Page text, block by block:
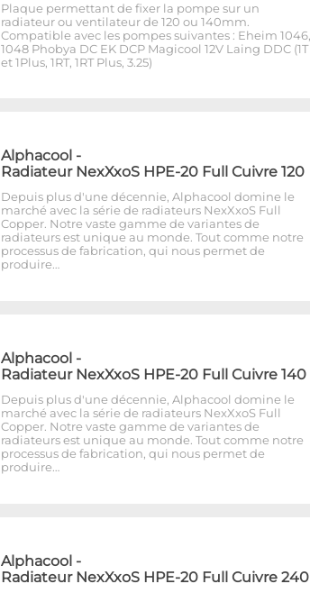
Plaque permettant de fixer la pompe sur un
radiateur ou ventilateur de 120 ou 140mm.
Compatible avec les pompes suivantes : Eheim 1046,
1048 Phobya DC EK DCP Magicool 12V Laing DDC (1T
et 1Plus, 1RT, 1RT Plus, 3.25)
Alphacool -
Radiateur NexXxoS HPE-20 Full Cuivre 120
Depuis plus d'une décennie, Alphacool domine le
marché avec la série de radiateurs NexXxoS Full
Copper. Notre vaste gamme de variantes de
radiateurs est unique au monde. Tout comme notre
processus de fabrication, qui nous permet de
produire…
Alphacool -
Radiateur NexXxoS HPE-20 Full Cuivre 140
Depuis plus d'une décennie, Alphacool domine le
marché avec la série de radiateurs NexXxoS Full
Copper. Notre vaste gamme de variantes de
radiateurs est unique au monde. Tout comme notre
processus de fabrication, qui nous permet de
produire…
Alphacool -
Radiateur NexXxoS HPE-20 Full Cuivre 240